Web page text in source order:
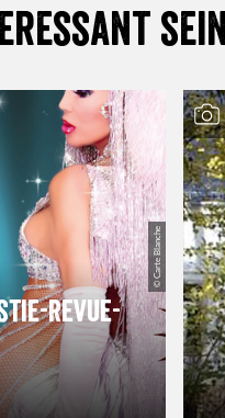
sein
Revue-
© Carte Blanche